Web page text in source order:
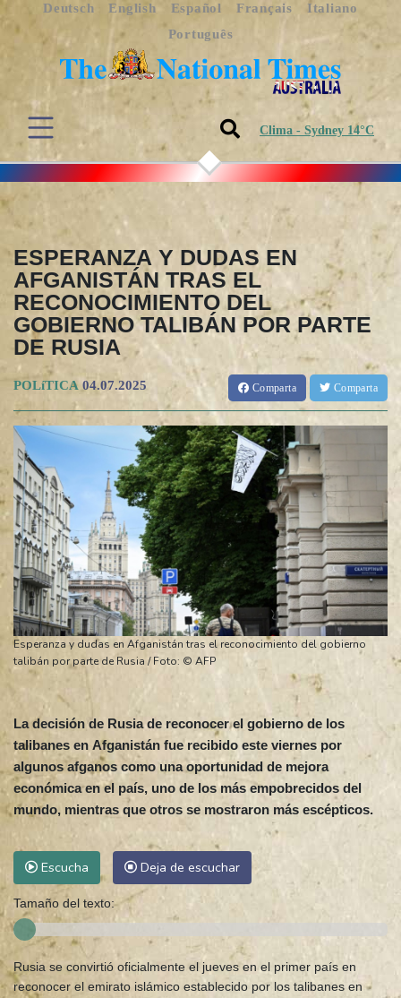
Deutsch English Español Français
Italiano
Português
Clima - Sydney 14°C
ESPERANZA Y DUDAS EN
AFGANISTÁN TRAS EL
RECONOCIMIENTO DEL
GOBIERNO TALIBÁN POR PARTE
DE RUSIA
POLíTICA 04.07.2025 Comparta Comparta
Esperanza y dudas en Afganistán tras el reconocimiento del gobierno
talibán por parte de Rusia / Foto: © AFP
La decisión de Rusia de reconocer el gobierno de los
talibanes en Afganistán fue recibido este viernes por
algunos afganos como una oportunidad de mejora
económica en el país, uno de los más empobrecidos del
mundo, mientras que otros se mostraron más escépticos.
Escucha Deja de escuchar
Tamaño del texto:
Rusia se convirtió oficialmente el jueves en el primer país en
reconocer el emirato islámico establecido por los talibanes en